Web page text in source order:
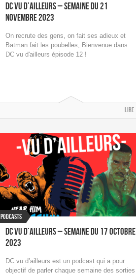
DC vu d’ailleurs – Semaine du 21
novembre 2023
On recrute des gens, on fait ses adieux et
Batman fait les poubelles, Bienvenue dans
DC vu d'ailleurs épisode 12 !
Lire
Podcasts
DC vu d’ailleurs – Semaine du 17 octobre
2023
DC vu d’ailleurs est un podcast qui a pour
objectif de parler chaque semaine des sorties